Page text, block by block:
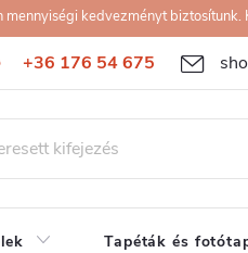
kedvezményt biztosítunk.
+36 176 54 675
Tapéták és